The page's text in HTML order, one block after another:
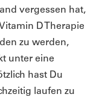
vergessen hat,
D Therapie
zu werden,
unter eine
hast Du
laufen zu